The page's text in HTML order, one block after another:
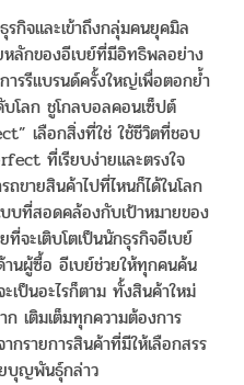
กิจและเข้าถึงกลุ่มคนยุคมิล
หลักของอีเบย์ที่มีอิทธิพลอย่าง
ารรีแบรนด์ครั้งใหญ่เพื่อตอกย้ำ
บโลก ชูโกลบอลคอนเซ็ปต์
เลือกสิ่งที่ใช่ ใช้ชีวิตที่ชอบ
ที่เรียบง่ายและตรงใจ
ถขายสินค้าไปที่ไหนก็ได้ในโลก
บบที่สอดคล้องกับเป้าหมายของ
จะเติบโตเป็นนักธุรกิจอีเบย์
นผู้ซื้อ อีเบย์ช่วยให้ทุกคนค้น
เป็นอะไรก็ตาม ทั้งสินค้าใหม่
เติมเต็มทุกความต้องการ
กรายการสินค้าที่มีให้เลือกสรร
บุญพันธุ์กล่าว